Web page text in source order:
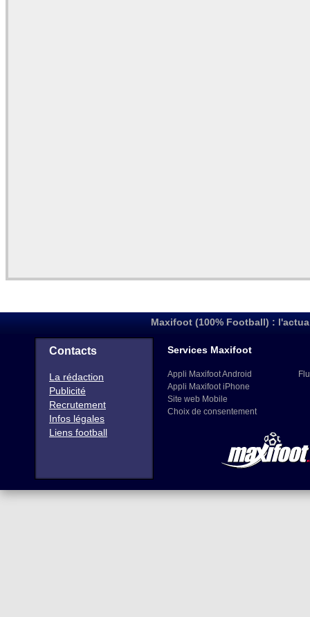
Maxifoot (100% Football) :
Contacts
La rédaction
Publicité
Recrutement
Infos légales
Liens football
Services Maxifoot
Appli Maxifoot Android
Appli Maxifoot iPhone
Site web Mobile
Choix de consentement